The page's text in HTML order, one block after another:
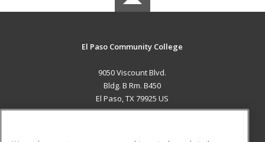
El Paso Community College
9050 Viscount Blvd.
Bldg. B Rm. B450
El Paso, TX 79925 US